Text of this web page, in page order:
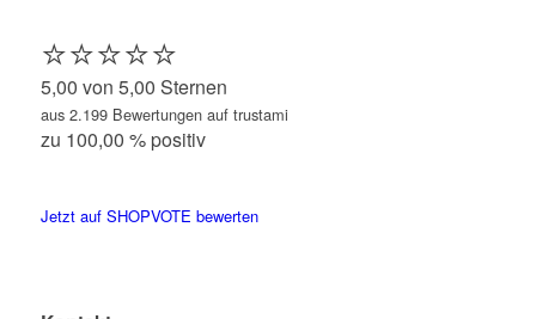
⭐️⭐️⭐️⭐️⭐️
5,00 von 5,00 Sternen
aus 2.199 Bewertungen auf trustami
zu 100,00 % positiv
Jetzt auf SHOPVOTE bewerten